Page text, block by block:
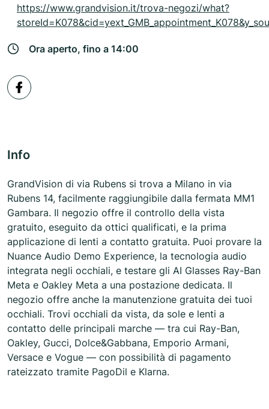
https://www.grandvision.it/trova-negozi/what?
Ora aperto, fino a 14:00
Info
GrandVision di via Rubens si trova a Milano in via
Rubens 14, facilmente raggiungibile dalla fermata MM1
Gambara. Il negozio offre il controllo della vista
gratuito, eseguito da ottici qualificati, e la prima
applicazione di lenti a contatto gratuita. Puoi provare la
Nuance Audio Demo Experience, la tecnologia audio
integrata negli occhiali, e testare gli AI Glasses Ray-Ban
Meta e Oakley Meta a una postazione dedicata. Il
negozio offre anche la manutenzione gratuita dei tuoi
occhiali. Trovi occhiali da vista, da sole e lenti a
contatto delle principali marche — tra cui Ray-Ban,
Oakley, Gucci, Dolce&Gabbana, Emporio Armani,
Versace e Vogue — con possibilità di pagamento
rateizzato tramite PagoDil e Klarna.